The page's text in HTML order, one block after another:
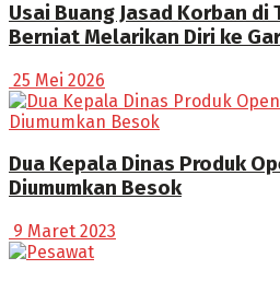
Usai Buang Jasad Korban di
Berniat Melarikan Diri ke
25 Mei 2026
Dua Kepala Dinas Produk
Diumumkan Besok
9 Maret 2023